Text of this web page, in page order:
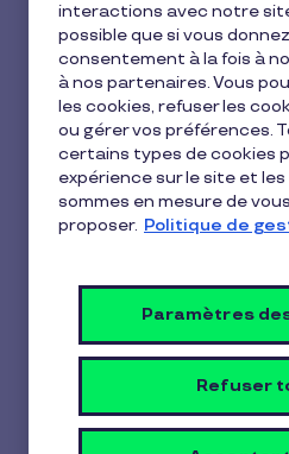
1 min de lecture 4
Sommaire
Nos utilisateurs de
interactions avec notre
possible que si vous
consentement à la fois à
à nos partenaires. Vous
les cookies, refuser les
ou gérer vos préférences.
certains types de cookies
expérience sur le site et
sommes en mesure de vous
proposer. Politique de
Paramètres
Refuser